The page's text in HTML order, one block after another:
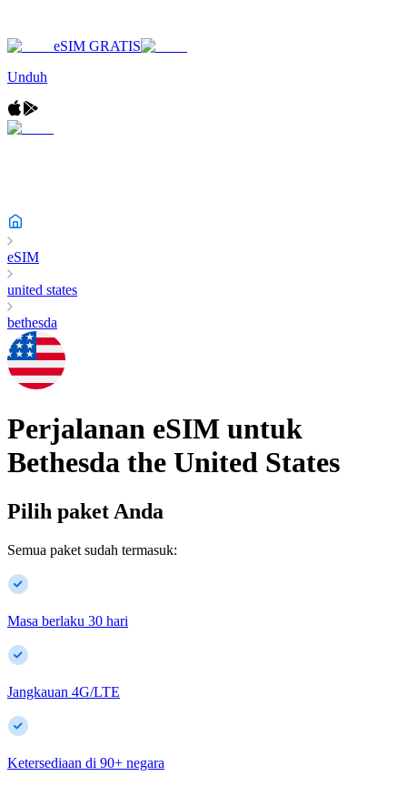
eSIM GRATIS
Unduh
eSIM
united states
bethesda
Perjalanan eSIM untuk
Bethesda the United States
Pilih paket Anda
Semua paket sudah termasuk:
Masa berlaku 30 hari
Jangkauan 4G/LTE
Ketersediaan di 90+ negara